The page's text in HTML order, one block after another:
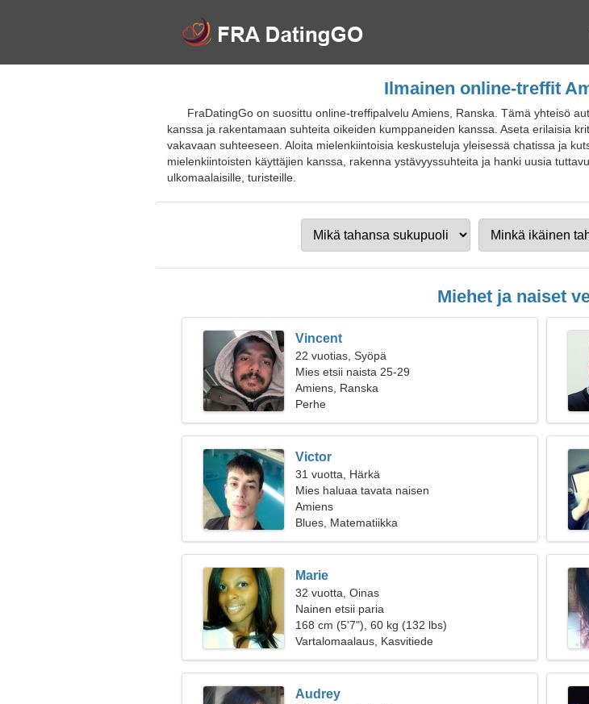
Ilmainen online-treffit
FraDatingGo on suosittu online-treffipalvelu Amiens, Ranska. Tämä yhteisö
kanssa ja rakentamaan suhteita oikeiden kumppaneiden kanssa. Aseta erilaisia
vakavaan suhteeseen. Aloita mielenkiintoisia keskusteluja yleisessä chatissa ja
mielenkiintoisten käyttäjien kanssa, rakenna ystävyyssuhteita ja hanki uusia
ulkomaalaisille, turisteille.
Miehet ja naiset
Vincent
22 vuotias, Syöpä
Mies etsii naista 25-29
Amiens, Ranska
Perhe
Victor
31 vuotta, Härkä
Mies haluaa tavata naisen
Amiens
Blues, Matematiikka
Marie
32 vuotta, Oinas
Nainen etsii paria
168 cm (5'7"), 60 kg (132 lbs)
Vartalomaalaus, Kasvitiede
Audrey